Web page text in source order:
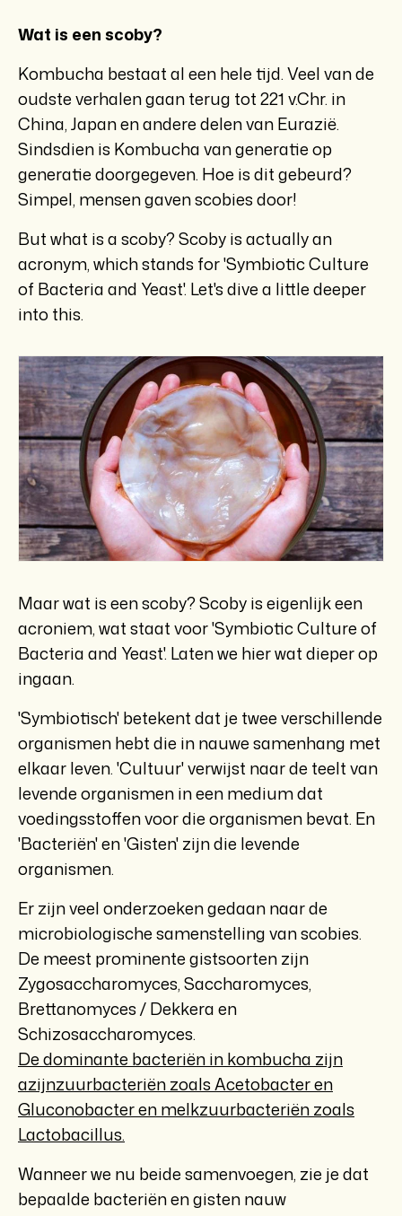
Wat is een scoby?
Kombucha bestaat al een hele tijd. Veel van de
oudste verhalen gaan terug tot 221 v.Chr. in
China, Japan en andere delen van Eurazië.
Sindsdien is Kombucha van generatie op
generatie doorgegeven. Hoe is dit gebeurd?
Simpel, mensen gaven scobies door!
But what is a scoby? Scoby is actually an
acronym, which stands for 'Symbiotic Culture
of Bacteria and Yeast'. Let's dive a little deeper
into this.
Maar wat is een scoby? Scoby is eigenlijk een
acroniem, wat staat voor 'Symbiotic Culture of
Bacteria and Yeast'. Laten we hier wat dieper op
ingaan.
'Symbiotisch' betekent dat je twee verschillende
organismen hebt die in nauwe samenhang met
elkaar leven. 'Cultuur' verwijst naar de teelt van
levende organismen in een medium dat
voedingsstoffen voor die organismen bevat. En
'Bacteriën' en 'Gisten' zijn die levende
organismen.
Er zijn veel onderzoeken gedaan naar de
microbiologische samenstelling van scobies.
De meest prominente gistsoorten zijn
Zygosaccharomyces, Saccharomyces,
Brettanomyces / Dekkera en
Schizosaccharomyces.
De dominante bacteriën in kombucha zijn
azijnzuurbacteriën zoals Acetobacter en
Gluconobacter en melkzuurbacteriën zoals
Lactobacillus.
Wanneer we nu beide samenvoegen, zie je dat
bepaalde bacteriën en gisten nauw